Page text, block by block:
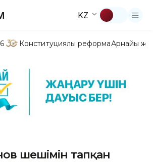
KZ
Конституциялық реформаАрнайы
шешімін тапқан